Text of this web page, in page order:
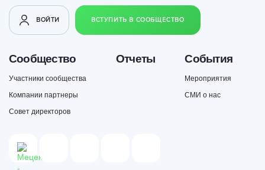
ВОЙТИ ВСТУПИТЬ В СООБЩЕСТВО
Сообщество
Участники сообщества
Компании партнеры
Совет директоров
Отчеты События
Мероприятия
СМИ о нас